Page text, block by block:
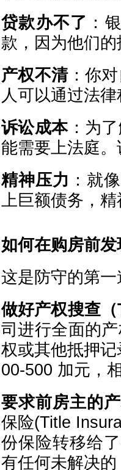
贷款办不了 ：
款，因为他们
产权不清：你
人可以通过法
诉讼成本：为
能需要上法庭
精神压力 ：就
上巨额债务，精
如何在购房前
这是防守的第
做好产权搜查
司进行全面的
权或其他抵押
00-500 加元，
要求前房主的
保险(Title
份保险转移给
有任何未解决的